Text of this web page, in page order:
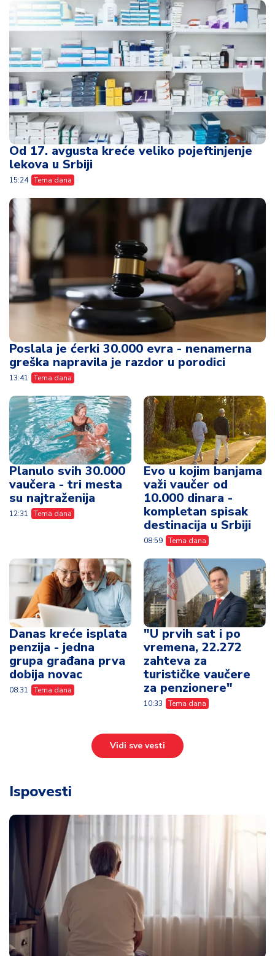
Od 17. avgusta kreće veliko pojeftinjenje
lekova u Srbiji
15:24 Tema dana
Poslala je ćerki 30.000 evra - nenamerna
greška napravila je razdor u porodici
13:41 Tema dana
Planulo svih 30.000
vaučera - tri mesta
su najtraženija
12:31 Tema dana
Evo u kojim banjama
važi vaučer od
10.000 dinara -
kompletan spisak
destinacija u Srbiji
08:59 Tema dana
Danas kreće isplata
penzija - jedna
grupa građana prva
dobija novac
08:31 Tema dana
"U prvih sat i po
vremena, 22.272
zahteva za
turističke vaučere
za penzionere"
10:33 Tema dana
Vidi sve vesti
Ispovesti